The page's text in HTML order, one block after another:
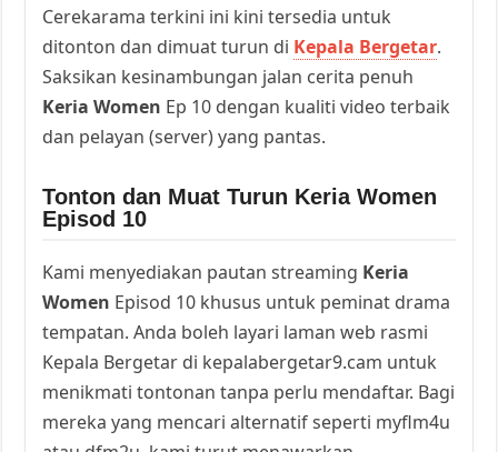
Cerekarama terkini ini kini tersedia untuk
ditonton dan dimuat turun di Kepala Bergetar.
Saksikan kesinambungan jalan cerita penuh
Keria Women Ep 10 dengan kualiti video terbaik
dan pelayan (server) yang pantas.
Tonton dan Muat Turun Keria Women
Episod 10
Kami menyediakan pautan streaming Keria
Women Episod 10 khusus untuk peminat drama
tempatan. Anda boleh layari laman web rasmi
Kepala Bergetar di kepalabergetar9.cam untuk
menikmati tontonan tanpa perlu mendaftar. Bagi
mereka yang mencari alternatif seperti myflm4u